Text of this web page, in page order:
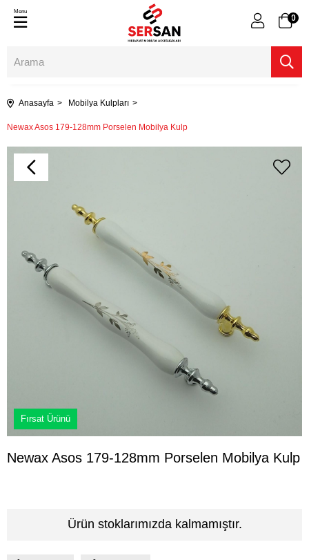
0
Menu
Anasayfa Mobilya Kulpları
Newax Asos 179-128mm Porselen Mobilya Kulp
Fırsat Ürünü
Newax Asos 179-128mm Porselen Mobilya Kulp
Ürün stoklarımızda kalmamıştır.